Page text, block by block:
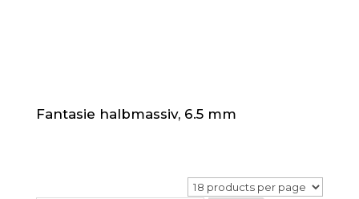
Fantasie halbmassiv, 6.5 mm